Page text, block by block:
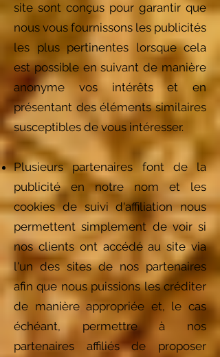
site sont conçus pour garantir que
nous vous fournissons les publicités
les plus pertinentes lorsque cela
est possible en suivant de manière
anonyme vos intérêts et en
présentant des éléments similaires
susceptibles de vous intéresser.
Plusieurs partenaires font de la
publicité en notre nom et les
cookies de suivi d'affiliation nous
permettent simplement de voir si
nos clients ont accédé au site via
l'un des sites de nos partenaires
afin que nous puissions les créditer
de manière appropriée et, le cas
échéant, permettre à nos
partenaires affiliés de proposer